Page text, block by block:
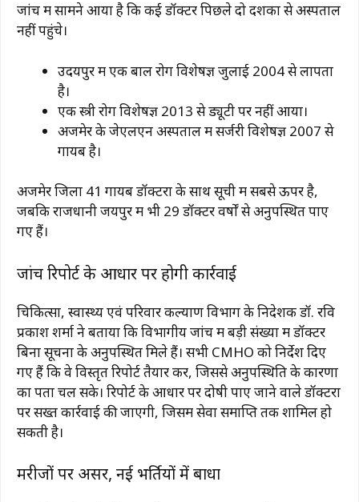
जांच में सामने आया है कि कई डॉक्टर पिछले दो दशकों से अस्पताल
नहीं पहुंचे।
उदयपुरमें एक बाल रोग विशेषज्ञ जुलाई 2004 से लापता
है।
एक स्त्री रोग विशेषज्ञ 2013 से ड्यूटी पर नहीं आया।
अजमेरकेजेएलएन अस्पतालमें सर्जरी विशेषज्ञ 2007 से
गायब है।
अजमेर जिला 41 गायब डॉक्टरों के साथ सूची में सबसे ऊपर है,
जबकि राजधानीजयपुरमें भी 29 डॉक्टर वर्षों से अनुपस्थित पाए
गए हैं।
जांच रिपोर्ट के आधार पर होगी कार्रवाई
चिकित्सा, स्वास्थ्य एवं परिवार कल्याण विभाग के निदेशकडॉ. रवि
प्रकाश शर्माने बताया कि विभागीय जांच में बड़ी संख्या में डॉक्टर
बिना सूचना के अनुपस्थित मिले हैं। सभी CMHO को निर्देश दिए
गए हैं कि वे विस्तृत रिपोर्ट तैयार करें, जिससे अनुपस्थिति के कारणों
का पता चल सके। रिपोर्ट के आधार पर दोषी पाए जाने वाले डॉक्टरों
पर सख्त कार्रवाई की जाएगी, जिसमें सेवा समाप्ति तक शामिल हो
सकती है।
मरीजों पर असर, नई भर्तियों में बाधा